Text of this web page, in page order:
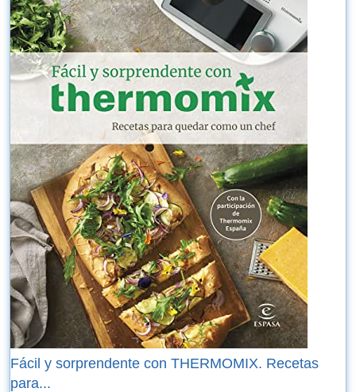
Fácil y sorprendente con THERMOMIX. Recetas
para...